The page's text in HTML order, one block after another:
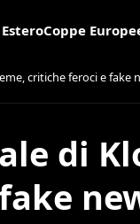
Coppe
critiche feroci e fake
di